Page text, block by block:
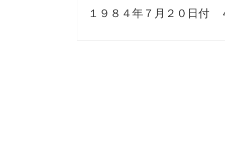
１９８４年７月２０日付